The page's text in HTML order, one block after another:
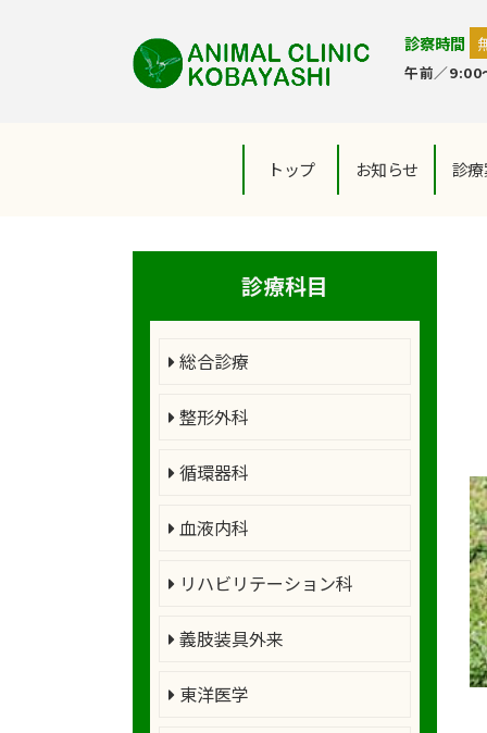
診察時間
午前／
トップ お知らせ 診
診療科目
総合診療
整形外科
循環器科
血液内科
リハビリテーション科
義肢装具外来
東洋医学